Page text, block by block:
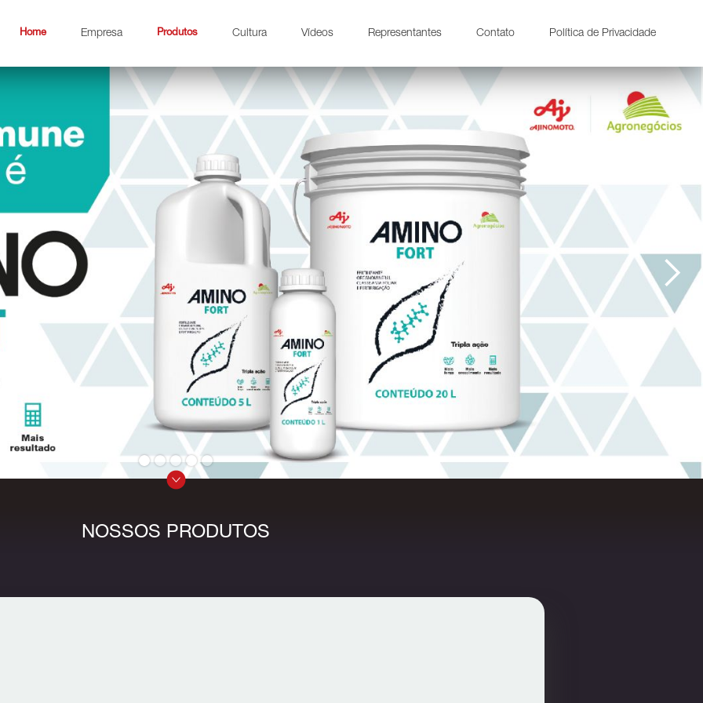
Home Empresa Produtos Cultura Vídeos Representantes Contato Política de Privacidade
NOSSOS PRODUTOS